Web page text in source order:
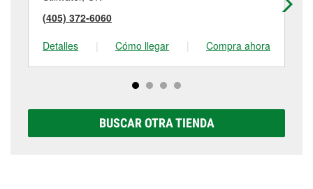
(405) 372-6060
Detalles
| Cómo llegar | Compra ahora
BUSCAR OTRA TIENDA